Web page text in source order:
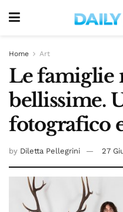
Home Art
Le famiglie
bellissime.
fotografico
by Diletta Pellegrini 27